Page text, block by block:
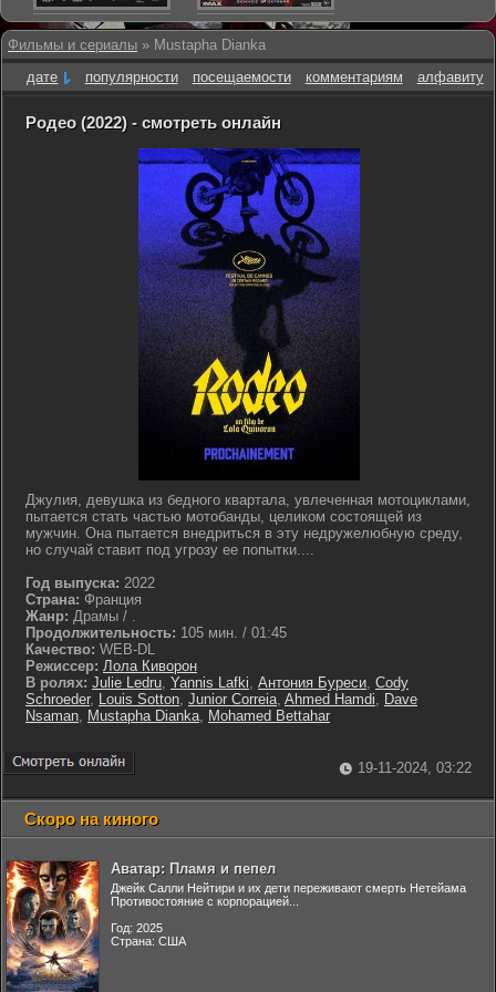
Фильмы и сериалы » Mustapha Dianka
дате
популярности посещаемости комментариям алфавиту
Родео (2022) - смотреть онлайн
Джулия, девушка из бедного квартала, увлеченная мотоциклами,
пытается стать частью мотобанды, целиком состоящей из
мужчин. Она пытается внедриться в эту недружелюбную среду,
но случай ставит под угрозу ее попытки....
Год выпуска: 2022
Страна: Франция
Жанр: Драмы / .
Продолжительность: 105 мин. / 01:45
Качество: WEB-DL
Режиссер: Лола Киворон
В ролях: Julie Ledru, Yannis Lafki, Антония Буреси, Cody
Schroeder, Louis Sotton, Junior Correia, Ahmed Hamdi, Dave
Nsaman, Mustapha Dianka, Mohamed Bettahar
19-11-2024, 03:22
Скоро на киного
Аватар: Пламя и пепел
Джейк Салли Нейтири и их дети переживают смерть Нетейама
Противостояние с корпорацией...
Год: 2025
Страна: США